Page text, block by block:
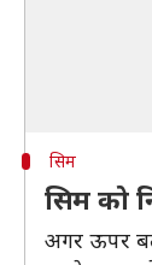
सिम
सिम को
अगर ऊपर